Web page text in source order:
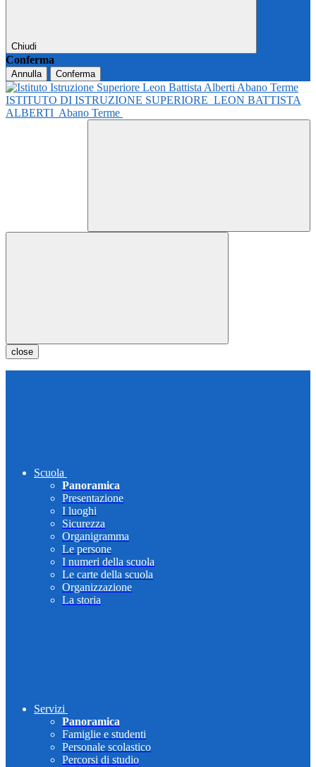
Chiudi
Conferma
Annulla Conferma
ISTITUTO DI ISTRUZIONE SUPERIORE LEON BATTISTA
ALBERTI Abano Terme
close
Scuola
Panoramica
Presentazione
I luoghi
Sicurezza
Organigramma
Le persone
I numeri della scuola
Le carte della scuola
Organizzazione
La storia
Servizi
Panoramica
Famiglie e studenti
Personale scolastico
Percorsi di studio